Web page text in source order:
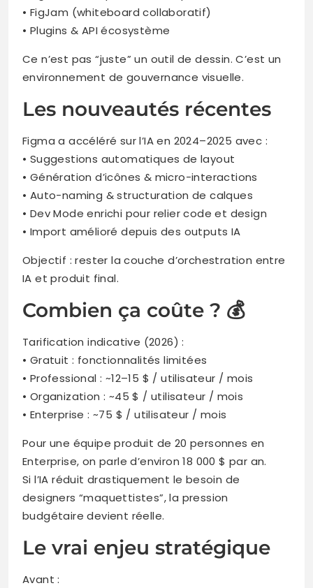
• FigJam (whiteboard collaboratif)
• Plugins & API écosystème
Ce n’est pas “juste” un outil de dessin. C’est un
environnement de gouvernance visuelle.
Les nouveautés récentes
Figma a accéléré sur l’IA en 2024–2025 avec :
• Suggestions automatiques de layout
• Génération d’icônes & micro-interactions
• Auto-naming & structuration de calques
• Dev Mode enrichi pour relier code et design
• Import amélioré depuis des outputs IA
Objectif : rester la couche d’orchestration entre
IA et produit final.
Combien ça coûte ? 💰
Tarification indicative (2026) :
• Gratuit : fonctionnalités limitées
• Professional : ~12–15 $ / utilisateur / mois
• Organization : ~45 $ / utilisateur / mois
• Enterprise : ~75 $ / utilisateur / mois
Pour une équipe produit de 20 personnes en
Enterprise, on parle d’environ 18 000 $ par an.
Si l’IA réduit drastiquement le besoin de
designers “maquettistes”, la pression
budgétaire devient réelle.
Le vrai enjeu stratégique
Avant :